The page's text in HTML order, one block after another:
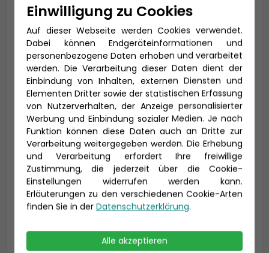
E-Mail *
Telefon *
Geburtsdatum
Einwilligung zu Cookies
Auf dieser Webseite werden Cookies verwendet.
Dabei können Endgeräteinformationen und
personenbezogene Daten erhoben und verarbeitet
werden. Die Verarbeitung dieser Daten dient der
Einbindung von Inhalten, externen Diensten und
Elementen Dritter sowie der statistischen Erfassung
von Nutzerverhalten, der Anzeige personalisierter
Werbung und Einbindung sozialer Medien. Je nach
Funktion können diese Daten auch an Dritte zur
Verarbeitung weitergegeben werden. Die Erhebung
und Verarbeitung erfordert Ihre freiwillige
Zustimmung, die jederzeit über die Cookie-
Einstellungen widerrufen werden kann.
Erläuterungen zu den verschiedenen Cookie-Arten
finden Sie in der Datenschutzerklärung.
Alle akzeptieren